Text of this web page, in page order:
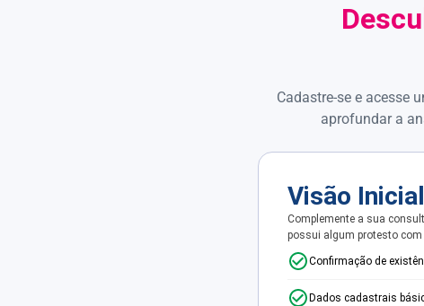
Cadastre-se e acesse
aprofundar a
Visão Inicial
Complemente a sua
possui algum protesto com
Confirmação de
Dados cadastrais